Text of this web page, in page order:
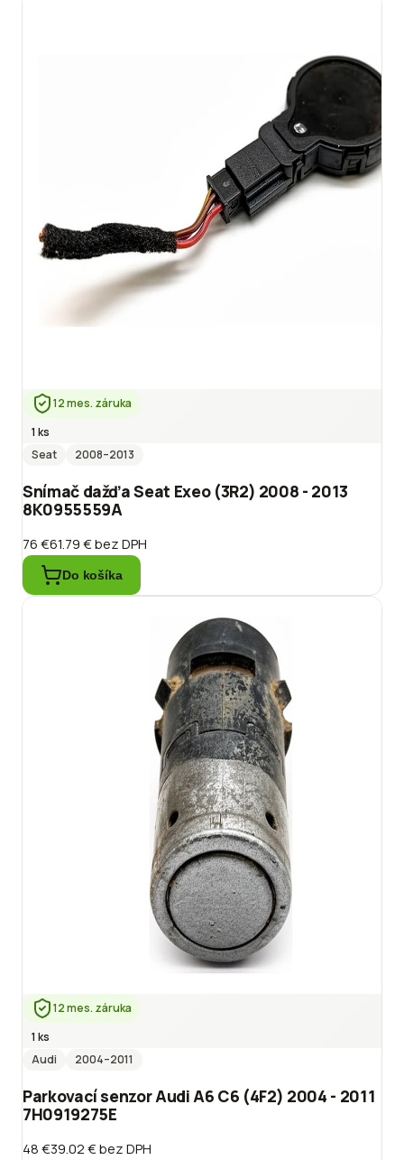
12 mes. záruka
1 ks
Seat
2008–2013
Snímač dažďa Seat Exeo (3R2) 2008 - 2013
8K0955559A
76 €61.79 €bez DPH
Do košíka
12 mes. záruka
1 ks
Audi
2004–2011
Parkovací senzor Audi A6 C6 (4F2) 2004 - 2011
7H0919275E
48 €39.02 €bez DPH